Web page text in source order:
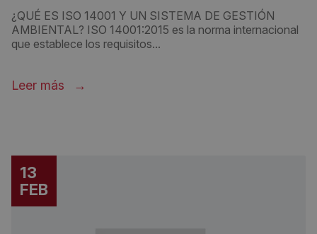
¿QUÉ ES ISO 14001 Y UN SISTEMA DE GESTIÓN
AMBIENTAL? ISO 14001:2015 es la norma internacional
que establece los requisitos...
Leer más
13
FEB